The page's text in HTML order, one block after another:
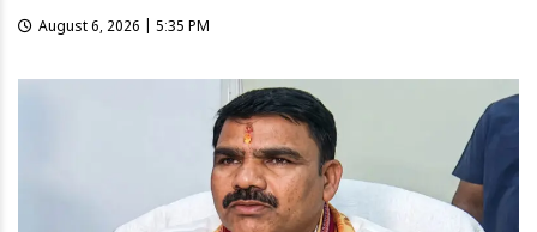
August 6, 2026 | 5:35 PM